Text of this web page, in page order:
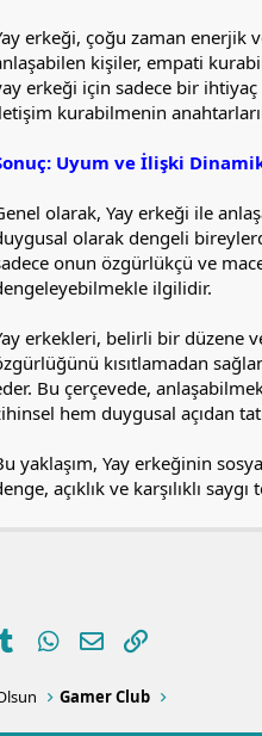
erkeği, çoğu zaman enerjik
kişiler, empati
erkeği için sadece bir
kurabilmenin
Uyum ve İlişki
olarak, Yay erkeği ile
olarak dengeli
onun özgürlükçü ve
ilgilidir.
erkekleri, belirli bir düzene
kısıtlamadan
Bu çerçevede,
hem duygusal açıdan
yaklaşım, Yay erkeğinin
açıklık ve karşılıklı
Tumblr WhatsApp
E-postaLink
Gamer Club